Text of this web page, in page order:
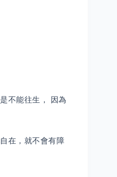
不能往生， 因為
在，就不會有障